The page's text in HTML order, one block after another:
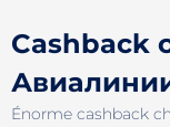
Cashback
Énorme cashback